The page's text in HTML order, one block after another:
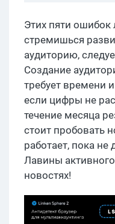
Этих пяти ошибок
стремишься
аудиторию,
Создание
требует времени
если цифры не
течение месяца
стоит пробовать
работает, пока не
Лавины
новостях!